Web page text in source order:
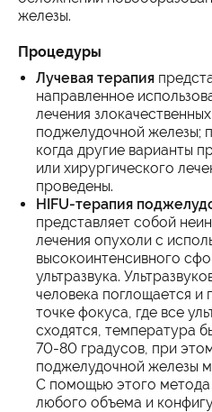
железы.
Процедуры
Лучевая терапия
направленное
лечения
поджелудочной железы;
когда другие варианты
или хирургического
проведены.
HIFU-терапия
представляет собой
лечения опухоли с
высокоинтенсивного
ультразвука.
человека поглощается и
точке фокуса, где все
сходятся, температура
70-80 градусов, при
поджелудочной железы
С помощью этого
любого объема и